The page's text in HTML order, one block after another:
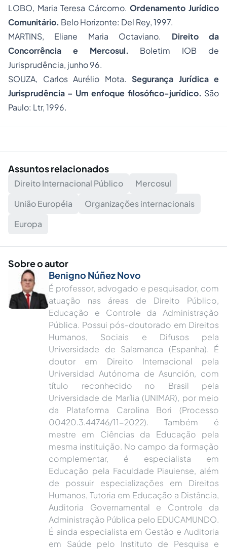
LOBO, Maria Teresa Cárcomo.Ordenamento Jurídico
Comunitário. Belo Horizonte: Del Rey, 1997.
MARTINS, Eliane Maria Octaviano. Direito da
Concorrência e Mercosul. Boletim IOB de
Jurisprudência, junho 96.
SOUZA, Carlos Aurélio Mota. Segurança Jurídica e
Jurisprudência – Um enfoque filosófico-jurídico. São
Paulo: Ltr, 1996.
Assuntos relacionados
Direito Internacional Público
Mercosul
União Européia
Organizações internacionais
Europa
Sobre o autor
Benigno Núñez Novo
É professor, advogado e pesquisador, com
atuação nas áreas de Direito Público,
Educação e Controle da Administração
Pública. Possui pós-doutorado em Direitos
Humanos, Sociais e Difusos pela
Universidade de Salamanca (Espanha). É
doutor em Direito Internacional pela
Universidad Autónoma de Asunción, com
título reconhecido no Brasil pela
Universidade de Marília (UNIMAR), por meio
da Plataforma Carolina Bori (Processo
00420.3.44746/11-2022). Também é
mestre em Ciências da Educação pela
mesma instituição. No campo da formação
complementar, é especialista em
Educação pela Faculdade Piauiense, além
de possuir especializações em Direitos
Humanos, Tutoria em Educação a Distância,
Auditoria Governamental e Controle da
Administração Pública pelo EDUCAMUNDO.
É ainda especialista em Gestão e Auditoria
em Saúde pelo Instituto de Pesquisa e